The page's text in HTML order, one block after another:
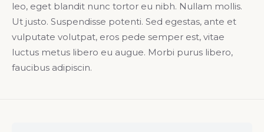
leo, eget blandit nunc tortor eu nibh. Nullam mollis.
Ut justo. Suspendisse potenti. Sed egestas, ante et
vulputate volutpat, eros pede semper est, vitae
luctus metus libero eu augue. Morbi purus libero,
faucibus adipiscin.